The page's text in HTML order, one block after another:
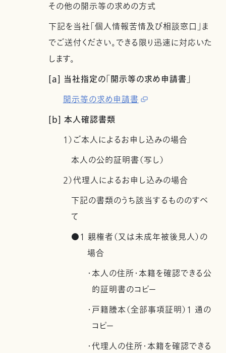
その他の開示等の求めの方式
下記を当社「個人情報苦情及び相談窓口」ま
でご送付ください。できる限り迅速に対応いた
します。
[a] 当社指定の「開示等の求め申請書」
開示等の求め申請書
[b] 本人確認書類
1）ご本人によるお申し込みの場合
本人の公的証明書（写し）
2）代理人によるお申し込みの場合
下記の書類のうち該当するもののすべ
て
●1 親権者（又は未成年被後見人）の
場合
・本人の住所・本籍を確認できる公
的証明書のコピー
・戸籍謄本（全部事項証明）1 通の
コピー
・代理人の住所・本籍を確認できる